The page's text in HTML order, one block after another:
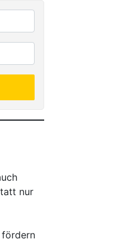
nur
fördern